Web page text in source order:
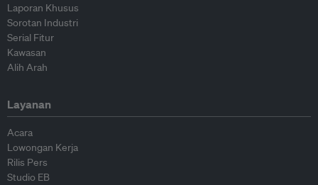
Laporan Khusus
Sorotan Industri
Serial Fitur
Kawasan
Alih Arah
Layanan
Acara
Lowongan Kerja
Rilis Pers
Studio EB